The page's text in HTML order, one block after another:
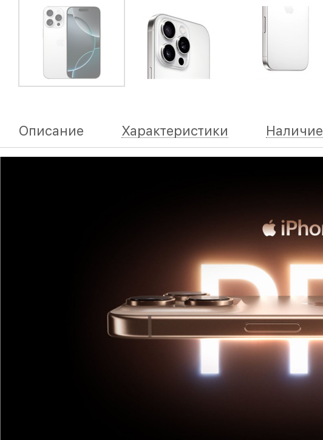
Описание Характеристики Наличие